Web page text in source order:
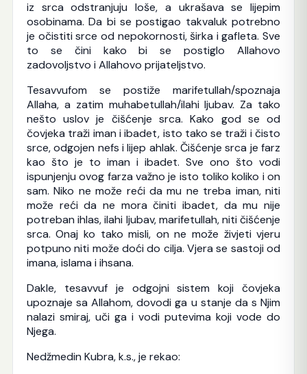
iz srca odstranjuju loše, a ukrašava se lijepim
osobinama. Da bi se postigao takvaluk potrebno
je očistiti srce od nepokornosti, širka i gafleta. Sve
to se čini kako bi se postiglo Allahovo
zadovoljstvo i Allahovo prijateljstvo.
Tesavvufom se postiže marifetullah/spoznaja
Allaha, a zatim muhabetullah/ilahi ljubav. Za tako
nešto uslov je čišćenje srca. Kako god se od
čovjeka traži iman i ibadet, isto tako se traži i čisto
srce, odgojen nefs i lijep ahlak. Čišćenje srca je farz
kao što je to iman i ibadet. Sve ono što vodi
ispunjenju ovog farza važno je isto toliko koliko i on
sam. Niko ne može reći da mu ne treba iman, niti
može reći da ne mora činiti ibadet, da mu nije
potreban ihlas, ilahi ljubav, marifetullah, niti čišćenje
srca. Onaj ko tako misli, on ne može živjeti vjeru
potpuno niti može doći do cilja. Vjera se sastoji od
imana, islama i ihsana.
Dakle, tesavvuf je odgojni sistem koji čovjeka
upoznaje sa Allahom, dovodi ga u stanje da s Njim
nalazi smiraj, uči ga i vodi putevima koji vode do
Njega.
Nedžmedin Kubra, k.s., je rekao: